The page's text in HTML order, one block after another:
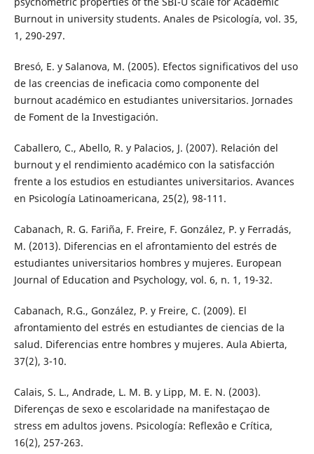
Burnout in university students. Anales de Psicología, vol. 35,
1, 290-297.
Bresó, E. y Salanova, M. (2005). Efectos significativos del uso
de las creencias de ineficacia como componente del
burnout académico en estudiantes universitarios. Jornades
de Foment de la Investigación.
Caballero, C., Abello, R. y Palacios, J. (2007). Relación del
burnout y el rendimiento académico con la satisfacción
frente a los estudios en estudiantes universitarios. Avances
en Psicología Latinoamericana, 25(2), 98-111.
Cabanach, R. G. Fariña, F. Freire, F. González, P. y Ferradás,
M. (2013). Diferencias en el afrontamiento del estrés de
estudiantes universitarios hombres y mujeres. European
Journal of Education and Psychology, vol. 6, n. 1, 19-32.
Cabanach, R.G., González, P. y Freire, C. (2009). El
afrontamiento del estrés en estudiantes de ciencias de la
salud. Diferencias entre hombres y mujeres. Aula Abierta,
37(2), 3-10.
Calais, S. L., Andrade, L. M. B. y Lipp, M. E. N. (2003).
Diferenças de sexo e escolaridade na manifestaçao de
stress em adultos jovens. Psicología: Reflexâo e Crítica,
16(2), 257-263.